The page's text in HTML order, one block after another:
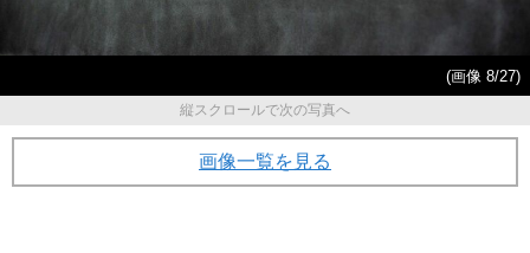
(画像 8/27)
縦スクロールで次の写真へ
画像一覧を見る